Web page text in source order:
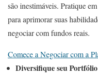
são inestimáveis. Pratique
para aprimorar suas
negociar com fundos reais.
Comece a Negociar com a
Diversifique seu